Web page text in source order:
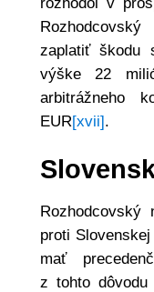
zaplatiť škodu
výške 22
arbitrážneho
EUR[xvii].
proti
mať
z tohto